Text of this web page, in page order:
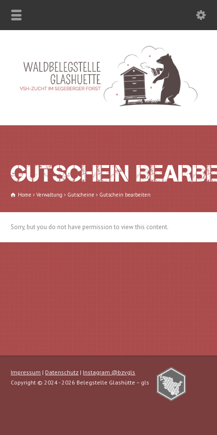
GUTSCHEIN
Home Verwaltung Gutscheine Gutschein bearbeiten
Sorry, but you do not have permission to view this content.
Impressum | Datenschutz | Instagram @bzvgls
Copyright © 2024 - 2026 Belegstelle Glashütte – gls